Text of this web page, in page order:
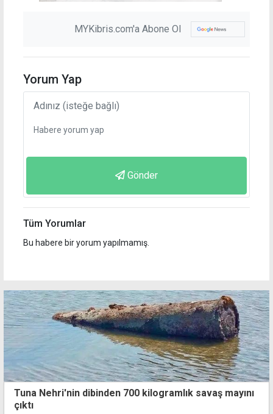
MYKibris.com'a Abone Ol
Yorum Yap
Gönder
Tüm Yorumlar
Bu habere bir yorum yapılmamış.
Tuna Nehri'nin dibinden 700 kilogramlık savaş mayını
çıktı